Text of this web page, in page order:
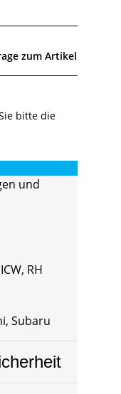
zum Artikel
bitte die
und
RH
Subaru